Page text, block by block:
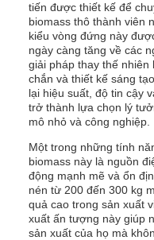
tiến được thiết kế để
biomass thô thành viên
kiểu vòng đứng này
ngày càng tăng về các
giải pháp thay thế
chắn và thiết kế sáng
lại hiệu suất, độ tin cậy
trở thành lựa chọn lý
mô nhỏ và công nghiệp.
Một trong những tính
biomass này là nguồn
động mạnh mẽ và ổn
nén từ 200 đến 300 kg
quả cao trong sản xuất
xuất ấn tượng này giúp
sản xuất của họ mà